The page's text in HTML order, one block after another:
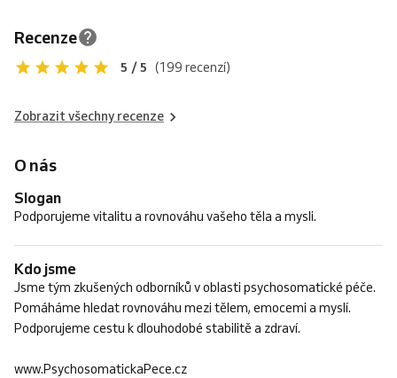
Recenze
5 / 5 (199 recenzí)
Zobrazit všechny recenze
O nás
Slogan
Podporujeme vitalitu a rovnováhu vašeho těla a mysli.
Kdo jsme
Jsme tým zkušených odborníků v oblasti psychosomatické péče.
Pomáháme hledat rovnováhu mezi tělem, emocemi a myslí.
Podporujeme cestu k dlouhodobé stabilitě a zdraví.
www.PsychosomatickaPece.cz